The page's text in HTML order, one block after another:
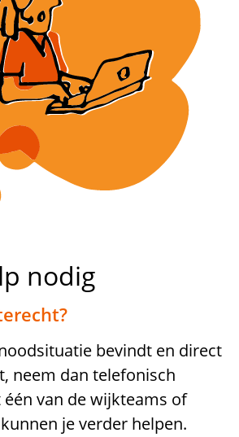
nodig
bevindt en direct
neem dan telefonisch
van de wijkteams of
je verder helpen.